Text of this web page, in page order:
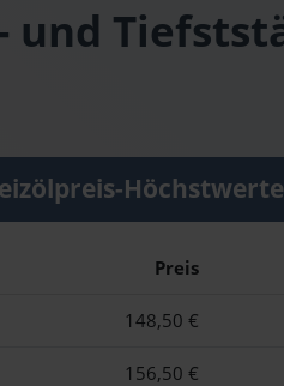
und
Höchstwerte
Preis
148,50 €
156,50 €